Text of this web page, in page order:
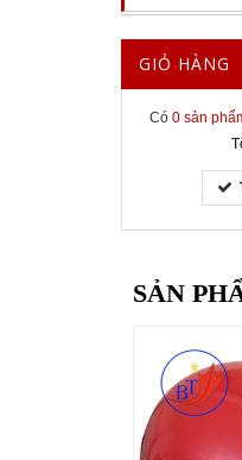
GIỎ HÀNG
Có 0 sản
SẢN